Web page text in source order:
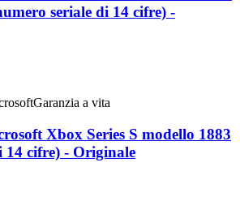
seriale di 14 cifre) -
Garanzia a vita
Xbox Series S modello 1883
14 cifre) - Originale